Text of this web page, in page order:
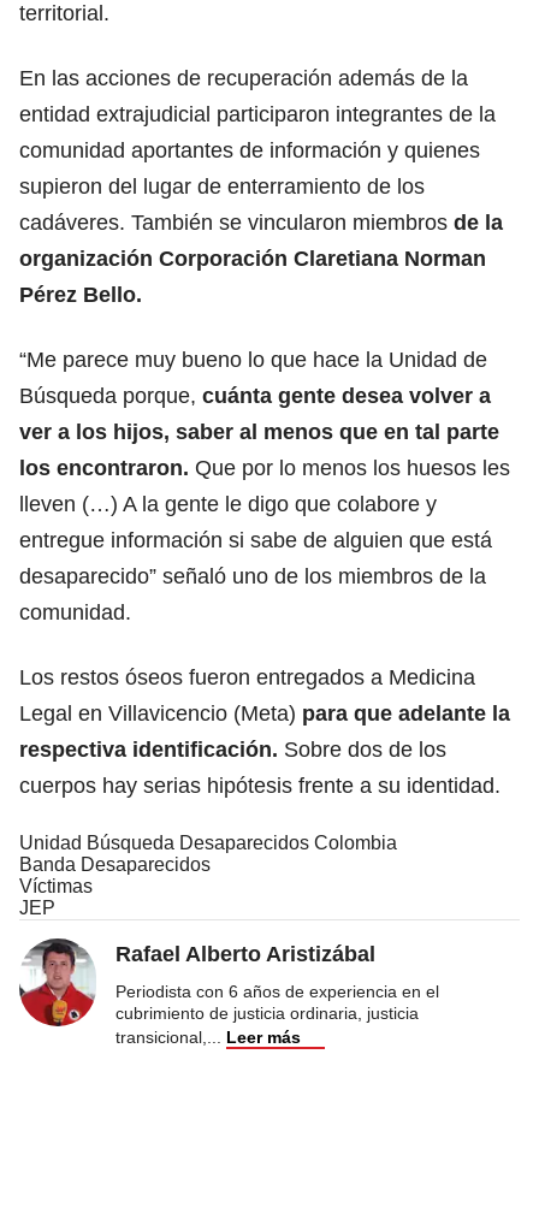
territorial.
En las acciones de recuperación además de la
entidad extrajudicial participaron integrantes de la
comunidad aportantes de información y quienes
supieron del lugar de enterramiento de los
cadáveres. También se vincularon miembros de la
organización Corporación Claretiana Norman
Pérez Bello.
“Me parece muy bueno lo que hace la Unidad de
Búsqueda porque, cuánta gente desea volver a
ver a los hijos, saber al menos que en tal parte
los encontraron. Que por lo menos los huesos les
lleven (…) A la gente le digo que colabore y
entregue información si sabe de alguien que está
desaparecido” señaló uno de los miembros de la
comunidad.
Los restos óseos fueron entregados a Medicina
Legal en Villavicencio (Meta) para que adelante la
respectiva identificación. Sobre dos de los
cuerpos hay serias hipótesis frente a su identidad.
Unidad Búsqueda Desaparecidos Colombia
Banda Desaparecidos
Víctimas
JEP
Rafael Alberto Aristizábal
Periodista con 6 años de experiencia en el
cubrimiento de justicia ordinaria, justicia
transicional,... Leer más